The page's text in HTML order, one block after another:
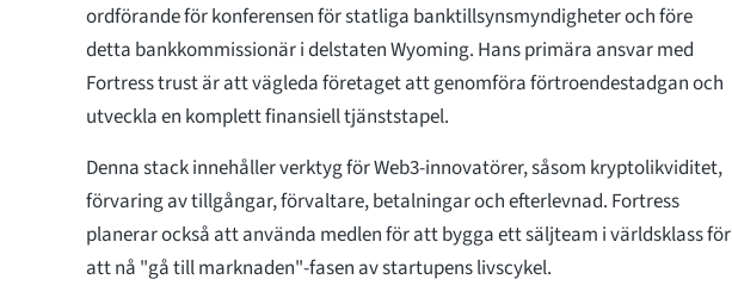
ordförande för konferensen för statliga banktillsynsmyndigheter och före
detta bankkommissionär i delstaten Wyoming. Hans primära ansvar med
Fortress trust är att vägleda företaget att genomföra förtroendestadgan och
utveckla en komplett finansiell tjänststapel.
Denna stack innehåller verktyg för Web3-innovatörer, såsom kryptolikviditet,
förvaring av tillgångar, förvaltare, betalningar och efterlevnad. Fortress
planerar också att använda medlen för att bygga ett säljteam i världsklass för
att nå "gå till marknaden"-fasen av startupens livscykel.